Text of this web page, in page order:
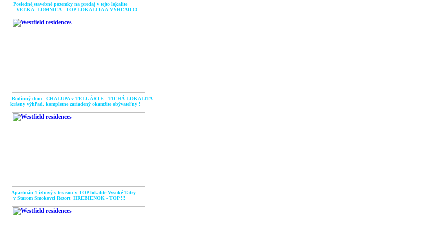
Posledné stavebné pozemky na predaj v tejto lokalite
VEĽKÁ LOMNICA - TOP LOKALITA A VÝHĽAD !!!
Rodinný dom - CHALUPA v TELGÁRTE - TICHÁ LOKALITA
krásny výhľad, kompletne zariadený okamžite obývateľný !
Apartmán 1 izbový s terasou v TOP lokalite Vysoké Tatry
v Starom Smokovci Rezort HREBIENOK - TOP !!!